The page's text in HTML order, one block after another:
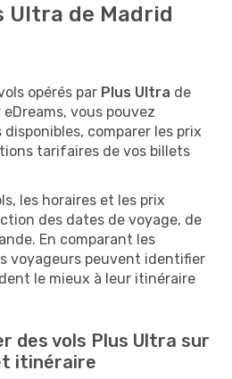
Ultra de Madrid
opérés par Plus Ultra de
eDreams, vous pouvez
comparer les prix
tarifaires de vos billets
les horaires et les prix
des dates de voyage, de
En comparant les
voyageurs peuvent identifier
le mieux à leur itinéraire
des vols Plus Ultra sur
itinéraire